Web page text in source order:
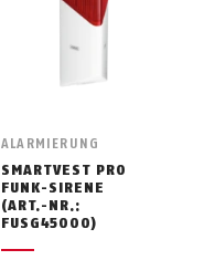
ALARMIERUNG
SMARTVEST PRO
FUNK-SIRENE
(ART.-NR.:
FUSG45000)